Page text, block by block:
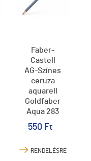
Faber-
Castell
AG-Színes
ceruza
aquarell
Goldfaber
Aqua 283
égetett
vörösbarna
550 Ft
RENDELÉSRE